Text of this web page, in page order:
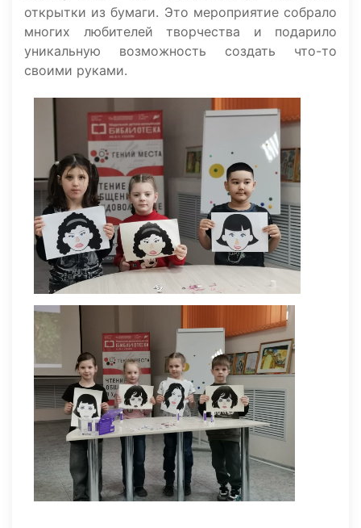
открытки из бумаги. Это мероприятие собрало
многих любителей творчества и подарило
уникальную возможность создать что-то
своими руками.